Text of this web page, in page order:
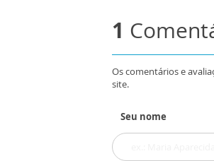
1
Os comentários e
site.
Seu nome